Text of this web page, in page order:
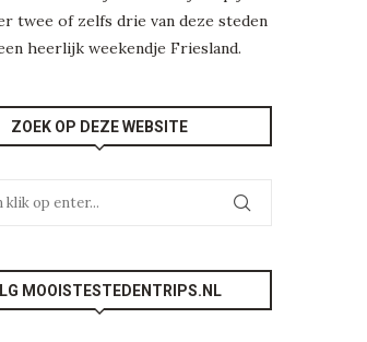
twee of zelfs drie van deze steden
heerlijk weekendjeFriesland.
ZOEK OP DEZE WEBSITE
MOOISTESTEDENTRIPS.NL